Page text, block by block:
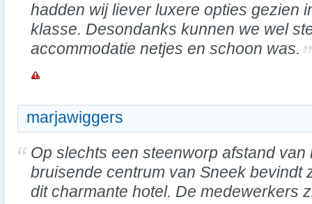
hadden wij liever luxere opties gezien
klasse. Desondanks kunnen we wel
accommodatie netjes en schoon was.
marjawiggers
Op slechts een steenworp afstand van
bruisende centrum van Sneek bevindt
dit charmante hotel. De medewerkers